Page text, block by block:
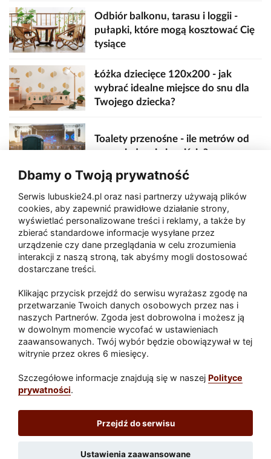
Odbiór balkonu, tarasu i loggii -
pułapki, które mogą kosztować Cię
tysiące
Łóżka dziecięce 120x200 - jak
wybrać idealne miejsce do snu dla
Twojego dziecka?
Toalety przenośne - ile metrów od
sceny, jedzenia i wejścia?
Zaatakował seniora na "kwadracie"
Akcja po pożarze w Gorzowie.
Ruszyła rozbiórka ściany spalonej
Paliwa
Raport Dodaj raport
Sport
Lubuskie24.pl
Redakcja
Dbamy o Twoją prywatność
Serwis lubuskie24.pl oraz nasi partnerzy używają plików
cookies, aby zapewnić prawidłowe działanie strony,
wyświetlać personalizowane treści i reklamy, a także by
zbierać standardowe informacje wysyłane przez
urządzenie czy dane przeglądania w celu zrozumienia
interakcji z naszą stroną, tak abyśmy mogli dostosować
dostarczane treści.
Klikając przycisk przejdź do serwisu wyrażasz zgodę na
przetwarzanie Twoich danych osobowych przez nas i
naszych Partnerów. Zgoda jest dobrowolna i możesz ją
w dowolnym momencie wycofać w ustawieniach
zaawansowanych. Twój wybór będzie obowiązywał w tej
witrynie przez okres 6 miesięcy.
Szczegółowe informacje znajdują się w naszej Polityce
prywatności.
Przejdź do serwisu
Ustawienia zaawansowane